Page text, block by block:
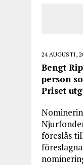
24 AUGUSTI,
Bengt
person
Priset
föreslås